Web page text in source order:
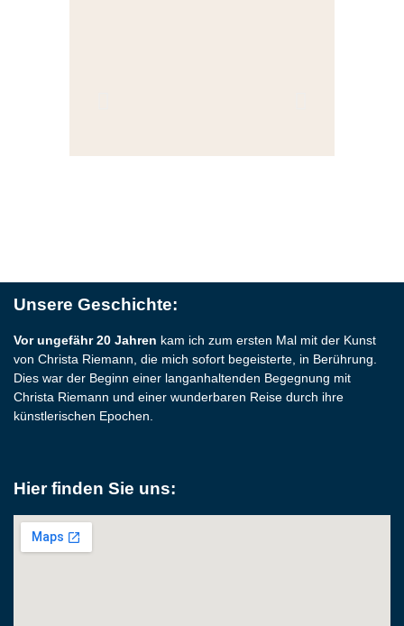
Unsere Geschichte:
Vor ungefähr 20 Jahren kam ich zum ersten Mal mit der Kunst
von Christa Riemann, die mich sofort begeisterte, in Berührung.
Dies war der Beginn einer langanhaltenden Begegnung mit
Christa Riemann und einer wunderbaren Reise durch ihre
künstlerischen Epochen.
Hier finden Sie uns: